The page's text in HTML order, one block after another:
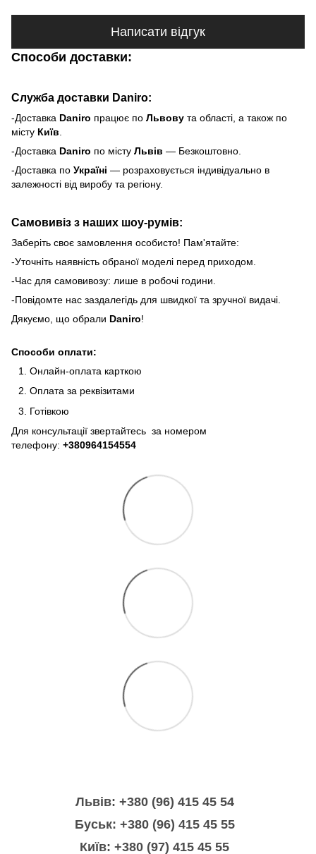
Написати відгук
Способи доставки:
Служба доставки Daniro:
-Доставка Daniro працює по Львову та області, а також по
місту Київ
-Доставка Daniro по місту Львів — Безкоштовно.
-Доставка по Україні — розраховується індивідуально в
залежності від виробу та регіону.
Самовивіз з наших шоу-румів:
Заберіть своє замовлення особисто! Пам'ятайте:
-Уточніть наявність обраної моделі перед приходом.
-Час для самовивозу: лише в робочі години.
-Повідомте нас заздалегідь для швидкої та зручної видачі.
Дякуємо, що обрали Daniro!
Способи оплати:
Онлайн-оплата карткою
Оплата за реквізитами
Готівкою
Для консультації звертайтесь за номером
телефону: +380964154554
Львів: +380 (96) 415 45 54
Буськ: +380 (96) 415 45 55
Київ: +380 (97) 415 45 55